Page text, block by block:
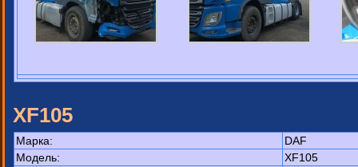
XF105
Марка:
DAF
Модель:
XF105